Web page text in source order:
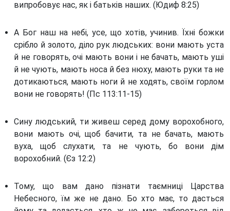
випробовує нас, як і батьків наших. (Юдиф 8:25)
А Бог наш на небі, усе, що хотів, учинив. Їхні божки
срібло й золото, діло рук людських: вони мають уста
й не говорять, очі мають вони і не бачать, мають уші
й не чують, мають носа й без нюху, мають руки та не
дотикаються, мають ноги й не ходять, своїм горлом
вони не говорять! (Пс 113:11-15)
Сину людський, ти живеш серед дому ворохобного,
вони мають очі, щоб бачити, та не бачать, мають
вуха, щоб слухати, та не чують, бо вони дім
ворохобний. (Єз 12:2)
Тому, що вам дано пізнати таємниці Царства
Небесного, їм же не дано. Бо хто має, то дасться